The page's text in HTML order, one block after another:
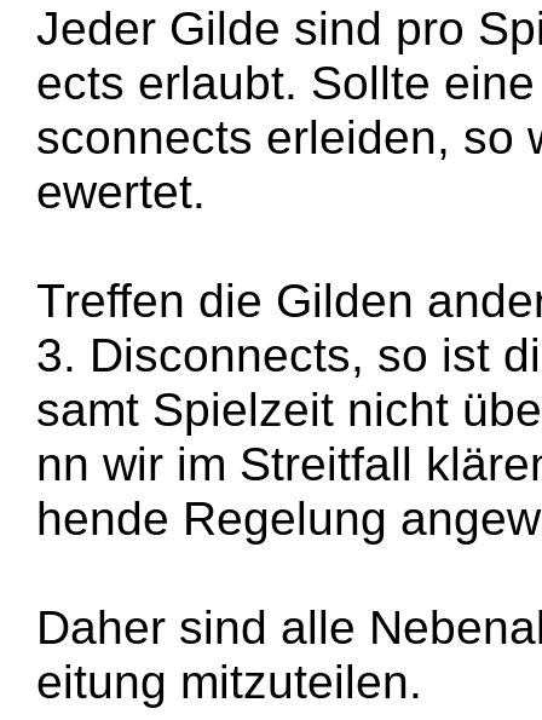
Jeder Gilde sind pro
ects erlaubt. Sollte
sconnects erleiden, so
ewertet.
Treffen die Gilden
3. Disconnects, so ist
samt Spielzeit nicht
nn wir im Streitfall
hende Regelung
Daher sind alle
eitung mitzuteilen.